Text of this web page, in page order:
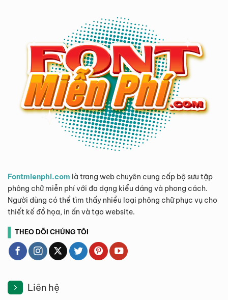
Fontmienphi.com là trang web chuyên cung cấp bộ sưu tập
phông chữ miễn phí với đa dạng kiểu dáng và phong cách.
Người dùng có thể tìm thấy nhiều loại phông chữ phục vụ cho
thiết kế đồ họa, in ấn và tạo website.
THEO DÕI CHÚNG TÔI
Liên hệ